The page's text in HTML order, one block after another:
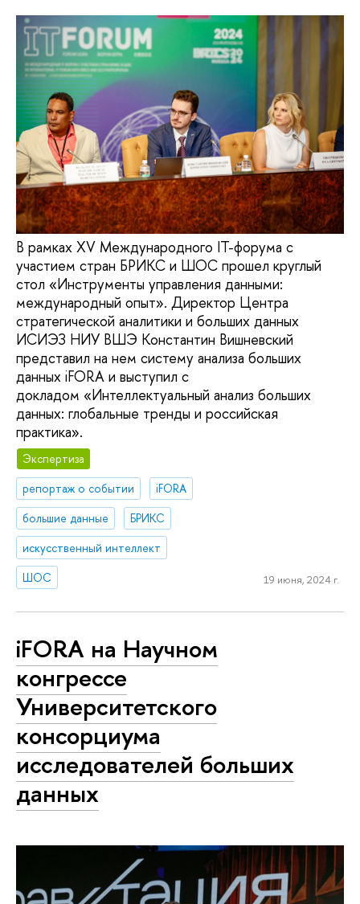
В рамках XV Международного IT-форума с
участием стран БРИКС и ШОС прошел круглый
стол «Инструменты управления данными:
международный опыт». Директор Центра
стратегической аналитики и больших данных
ИСИЭЗ НИУ ВШЭ Константин Вишневский
представил на нем систему анализа больших
данных iFORA и выступил с
докладом «Интеллектуальный анализ больших
данных: глобальные тренды и российская
практика».
Экспертиза
репортаж о событии
iFORA
большие данные
БРИКС
искусственный интеллект
ШОС
19 июня, 2024 г.
iFORA на Научном
конгрессе
Университетского
консорциума
исследователей больших
данных